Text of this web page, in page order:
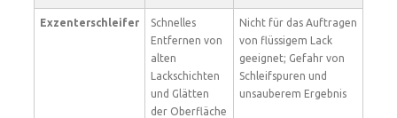
Exzenterschleifer
Schnelles
Entfernen von
alten
Lackschichten
und Glätten
der Oberfläche
Nicht für das Auftragen
von flüssigem Lack
geeignet; Gefahr von
Schleifspuren und
unsauberem Ergebnis